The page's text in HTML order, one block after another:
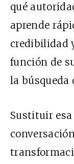
qué
aprende
credibilidad
función de
la búsqueda
Sustituir